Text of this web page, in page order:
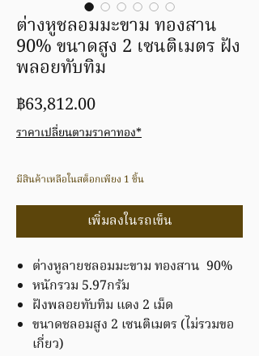
ต่างหูชลอมมะขาม ทองสาน
90% ขนาดสูง 2 เซนติเมตร ฝัง
พลอยทับทิม
฿63,812.00ราคา
ราคาเปลี่ยนตามราคาทอง*
มีสินค้าเหลือในสต็อกเพียง 1 ชิ้น
เพิ่มลงในรถเข็น
ต่างหูลายชลอมมะขาม ทองสาน 90%
หนักรวม 5.97กรัม
ฝังพลอยทับทิม แดง 2 เม็ด
ขนาดชลอมสูง 2 เซนติเมตร (ไม่รวมขอ
เกี่ยว)